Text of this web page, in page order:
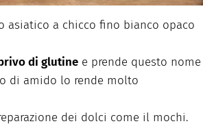
a chicco fino bianco opaco
di glutine e prende questo nome
di amido lo rende molto
dei dolci come il mochi.